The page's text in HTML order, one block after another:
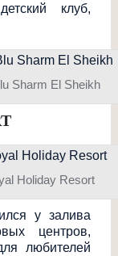
клуб,
Sharm El Sheikh
Holiday Resort
у залива
центров,
любителей